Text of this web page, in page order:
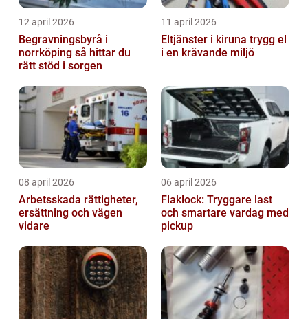
12 april 2026
Begravningsbyrå i
norrköping så hittar du
rätt stöd i sorgen
11 april 2026
Eltjänster i kiruna trygg el
i en krävande miljö
08 april 2026
Arbetsskada rättigheter,
ersättning och vägen
vidare
06 april 2026
Flaklock: Tryggare last
och smartare vardag med
pickup